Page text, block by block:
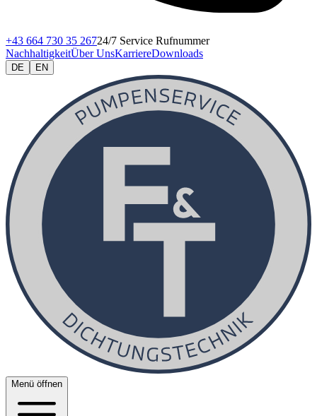
+43 664 730 35 26724/7 Service Rufnummer
NachhaltigkeitÜber UnsKarriereDownloads
DE EN
Menü öffnen